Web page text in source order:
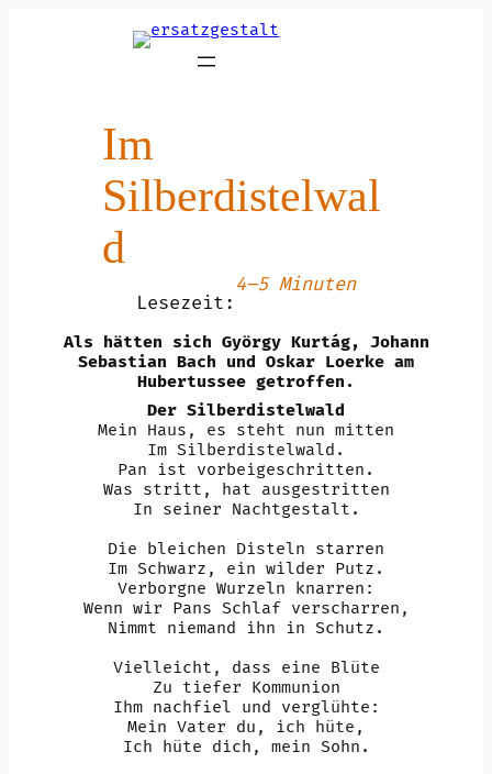
Im
Silberdistelwal
d
Lesezeit:
4–5 Minuten
Als hätten sich György Kurtág, Johann
Sebastian Bach und Oskar Loerke am
Hubertussee getroffen.
Der Silberdistelwald
Mein Haus, es steht nun mitten
Im Silberdistelwald.
Pan ist vorbeigeschritten.
Was stritt, hat ausgestritten
In seiner Nachtgestalt.
Die bleichen Disteln starren
Im Schwarz, ein wilder Putz.
Verborgne Wurzeln knarren:
Wenn wir Pans Schlaf verscharren,
Nimmt niemand ihn in Schutz.
Vielleicht, dass eine Blüte
Zu tiefer Kommunion
Ihm nachfiel und verglühte:
Mein Vater du, ich hüte,
Ich hüte dich, mein Sohn.